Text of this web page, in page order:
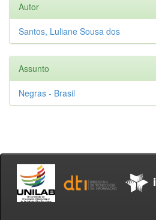
Autor
Santos, Luliane Sousa dos
Assunto
Negras - Brasil